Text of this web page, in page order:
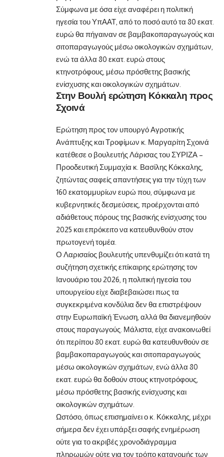
Σύμφωνα με όσα είχε αναφέρει η πολιτική
ηγεσία του ΥπΑΑΤ, από το ποσό αυτό τα 80 εκατ.
ευρώ θα πήγαιναν σε βαμβακοπαραγωγούς και
σιτοπαραγωγούς μέσω οικολογικών σχημάτων,
ενώ τα άλλα 80 εκατ. ευρώ στους
κτηνοτρόφους, μέσω πρόσθετης βασικής
ενίσχυσης και οικολογικών σχημάτων.
Στην Βουλή ερώτηση Κόκκαλη προς
Σχοινά
Ερώτηση προς τον υπουργό Αγροτικής
Ανάπτυξης και Τροφίμων κ. Μαργαρίτη Σχοινά
κατέθεσε ο βουλευτής Λάρισας του ΣΥΡΙΖΑ –
Προοδευτική Συμμαχία κ. Βασίλης Κόκκαλης,
ζητώντας σαφείς απαντήσεις για την τύχη των
160 εκατομμυρίων ευρώ που, σύμφωνα με
κυβερνητικές δεσμεύσεις, προέρχονται από
αδιάθετους πόρους της βασικής ενίσχυσης του
2025 και επρόκειτο να κατευθυνθούν στον
πρωτογενή τομέα.
Ο Λαρισαίος βουλευτής υπενθυμίζει ότι κατά τη
συζήτηση σχετικής επίκαιρης ερώτησης τον
Ιανουάριο του 2026, η πολιτική ηγεσία του
υπουργείου είχε διαβεβαιώσει πως τα
συγκεκριμένα κονδύλια δεν θα επιστρέψουν
στην Ευρωπαϊκή Ένωση, αλλά θα διανεμηθούν
στους παραγωγούς. Μάλιστα, είχε ανακοινωθεί
ότι περίπου 80 εκατ. ευρώ θα κατευθυνθούν σε
βαμβακοπαραγωγούς και σιτοπαραγωγούς
μέσω οικολογικών σχημάτων, ενώ άλλα 80
εκατ. ευρώ θα δοθούν στους κτηνοτρόφους,
μέσω πρόσθετης βασικής ενίσχυσης και
οικολογικών σχημάτων.
Ωστόσο, όπως επισημαίνει ο κ. Κόκκαλης, μέχρι
σήμερα δεν έχει υπάρξει σαφής ενημέρωση
ούτε για το ακριβές χρονοδιάγραμμα
πληρωμών ούτε για τον τρόπο κατανομής των